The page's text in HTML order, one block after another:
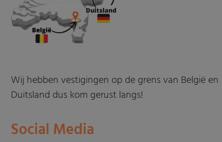
Wij hebben vestigingen op de grens van België en
Duitsland dus kom gerust langs!
Social Media